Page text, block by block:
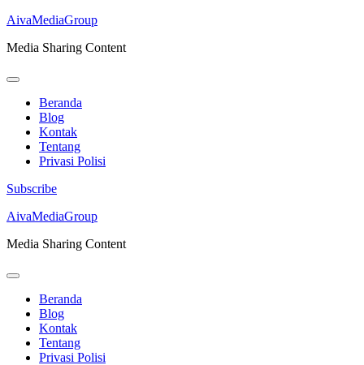
AivaMediaGroup
Media Sharing Content
Beranda
Blog
Kontak
Tentang
Privasi Polisi
Subscribe
Lompat
konten
Enter)
AivaMediaGroup
Media Sharing Content
Beranda
Blog
Kontak
Tentang
Privasi Polisi